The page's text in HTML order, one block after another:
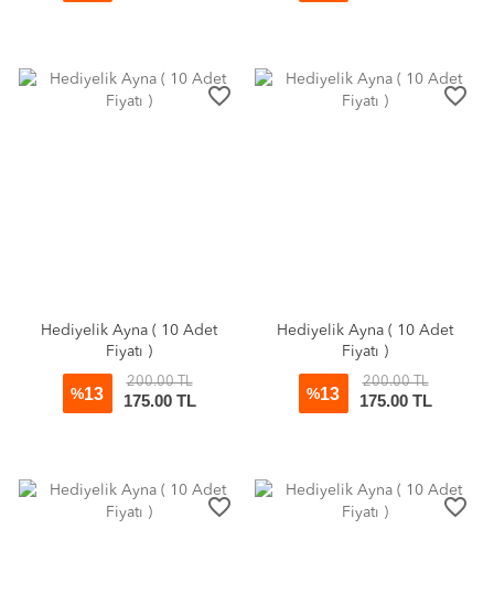
favorite_border
Hediyelik Ayna ( 10 Adet
Fiyatı )
%13
200.00 TL
175.00 TL
favorite_border
Hediyelik Ayna ( 10 Adet
Fiyatı )
%13
200.00 TL
175.00 TL
favorite_border favorite_border